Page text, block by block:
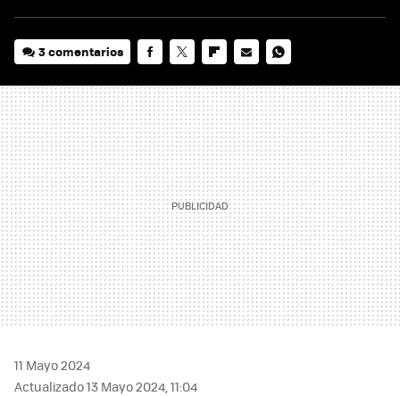
3 comentarios
MAIL
11 Mayo 2024
Actualizado 13 Mayo 2024, 11:04